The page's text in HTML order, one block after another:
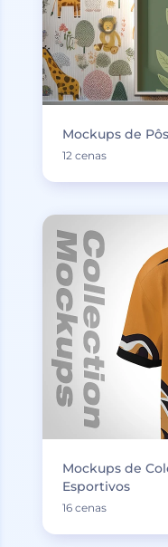
Mockups de
12 cenas
Mockups de
Esportivos
16 cenas